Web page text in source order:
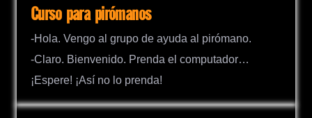
Curso para pirómanos
-Hola. Vengo al grupo de ayuda al pirómano.
-Claro. Bienvenido. Prenda el computador…
¡Espere! ¡Así no lo prenda!